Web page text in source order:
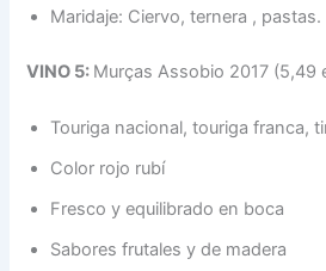
Maridaje: Ciervo, ternera , pastas.
VINO 5: Murças Assobio 2017 (5,49
Touriga nacional, touriga franca,
Color rojo rubí​
Fresco y equilibrado en boca​
Sabores frutales y de madera​